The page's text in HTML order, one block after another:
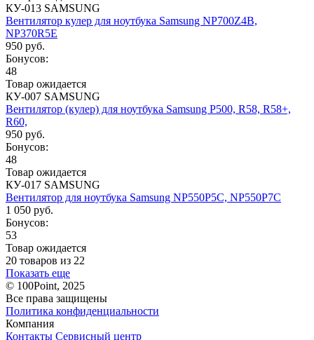
КУ-013 SAMSUNG
Вентилятор кулер для ноутбука Samsung NP700Z4B,
NP370R5E
950 руб.
Бонусов:
48
Товар ожидается
КУ-007 SAMSUNG
Вентилятор (кулер) для ноутбука Samsung P500, R58, R58+,
R60,
950 руб.
Бонусов:
48
Товар ожидается
КУ-017 SAMSUNG
Вентилятор для ноутбука Samsung NP550P5C, NP550P7C
1 050 руб.
Бонусов:
53
Товар ожидается
20 товаров из 22
Показать еще
© 100Point, 2025
Все права защищены
Политика конфиденциальности
Компания
Контакты Сервисный центр